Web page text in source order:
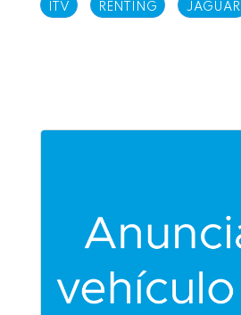
ITV RENTING JAGUAR